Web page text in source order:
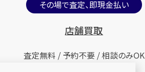
その場で査定、即現金払い
店舗買取
査定無料 / 予約不要 / 相談のみOK